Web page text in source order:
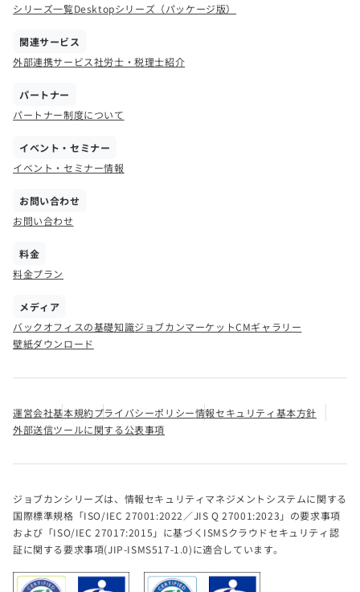
シリーズ一覧Desktopシリーズ（パッケージ版）
関連サービス
外部連携サービス社労士・税理士紹介
パートナー
パートナー制度について
イベント・セミナー
イベント・セミナー情報
お問い合わせ
お問い合わせ
料金
料金プラン
メディア
バックオフィスの基礎知識ジョブカンマーケットCMギャラリー
壁紙ダウンロード
運営会社基本規約プライバシーポリシー情報セキュリティ基本方針
外部送信ツールに関する公表事項
ジョブカンシリーズは、情報セキュリティマネジメントシステムに関する
国際標準規格「ISO/IEC 27001:2022／JIS Q 27001:2023」の要求事項
および「ISO/IEC 27017:2015」に基づくISMSクラウドセキュリティ認
証に関する要求事項(JIP-ISMS517-1.0)に適合しています。